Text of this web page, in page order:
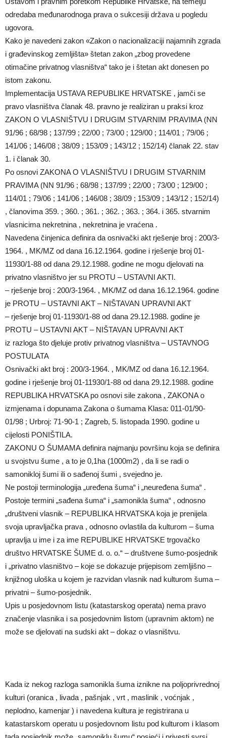
odredaba međunarodnoga prava o sukcesiji država u pogledu
ugovora.
Kako je navedeni zakon «Zakon o nacionalizaciji najamnih zgrada
i građevinskog zemljišta» štetan zakon „zbog provedene
otimačine privatnog vlasništva“ tako je i štetan akt donesen po
istom zakonu.
Implementacija USTAVA REPUBLIKE HRVATSKE , jamči se
pravo vlasništva članak 48. pravno je realiziran u praksi kroz
ZAKON O VLASNIŠTVU I DRUGIM STVARNIM PRAVIMA (NN
91/96 ; 68/98 ; 137/99 ; 22/00 ; 73/00 ; 129/00 ; 114/01 ; 79/06 ;
141/06 ; 146/08 ; 38/09 ; 153/09 ; 143/12 ; 152/14) članak 22. stav
1. i članak 30.
Po osnovi ZAKONA O VLASNIŠTVU I DRUGIM STVARNIM
PRAVIMA (NN 91/96 ; 68/98 ; 137/99 ; 22/00 ; 73/00 ; 129/00 ;
114/01 ; 79/06 ; 141/06 ; 146/08 ; 38/09 ; 153/09 ; 143/12 ; 152/14)
, članovima 359. ; 360. ; 361. ; 362. ; 363. ; 364. i 365. stvarnim
vlasnicima nekretnina , nekretnina je vraćena .
Navedena činjenica definira da osnivački akt rješenje broj : 200/3-
1964. , MK/MZ od dana 16.12.1964. godine i rješenje broj 01-
11930/1-88 od dana 29.12.1988. godine ne mogu djelovati na
privatno vlasništvo jer su PROTU – USTAVNI AKTI.
– rješenje broj : 200/3-1964. , MK/MZ od dana 16.12.1964. godine
je PROTU – USTAVNI AKT – NIŠTAVAN UPRAVNI AKT
– rješenje broj 01-11930/1-88 od dana 29.12.1988. godine je
PROTU – USTAVNI AKT – NIŠTAVAN UPRAVNI AKT
iz razloga što djeluje protiv privatnog vlasništva – USTAVNOG
POSTULATA
Osnivački akt broj : 200/3-1964. , MK/MZ od dana 16.12.1964.
godine i rješenje broj 01-11930/1-88 od dana 29.12.1988. godine
REPUBLIKA HRVATSKA po osnovi sile zakona , ZAKONA o
izmjenama i dopunama Zakona o šumama Klasa: 011-01/90-
01/98 ; Urbroj: 71-90-1 ; Zagreb, 5. listopada 1990. godine u
cijelosti PONIŠTILA.
ZAKONU O ŠUMAMA definira najmanju površinu koja se definira
u svojstvu šume , a to je 0,1ha (1000m2) , da li se radi o
samonikloj šumi ili o sađenoj šumi , svejedno je.
Ne postoji terminologija „uređena šuma“ i „neuređena šuma“ .
Postoje termini „sađena šuma“ i „samonikla šuma“ , odnosno
„društveni vlasnik – REPUBLIKA HRVATSKA koja je prenijela
svoja upravljačka prava , odnosno ovlastila da kulturom – šuma
upravlja u ime i za ime REPUBLIKE HRVATSKE trgovačko
društvo HRVATSKE ŠUME d. o. o.“ – društvene šumo-posjednik
i „privatno vlasništvo – koje se dokazuje prijepisom zemljišno –
knjižnog uloška u kojem je razvidan vlasnik nad kulturom šuma –
privatni – šumo-posjednik.
Upis u posjedovnom listu (katastarskog operata) nema pravo
značenje vlasnika i sa posjedovnim listom (upravnim aktom) ne
može se djelovati na sudski akt – dokaz o vlasništvu.
Kada iz nekog razloga samonikla šuma iznikne na poljoprivrednoj
kulturi (oranica , livada , pašnjak , vrt , maslinik , voćnjak ,
neplodno, kamenjar ) i navedena kultura je registrirana u
katastarskom operatu u posjedovnom listu pod kulturom i klasom